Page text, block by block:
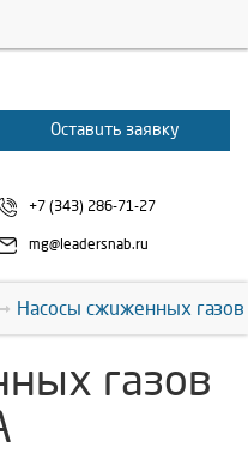
Оставить заявку
+7 (343) 286-71-27
mg@leadersnab.ru
Насосы сжиженных
газов